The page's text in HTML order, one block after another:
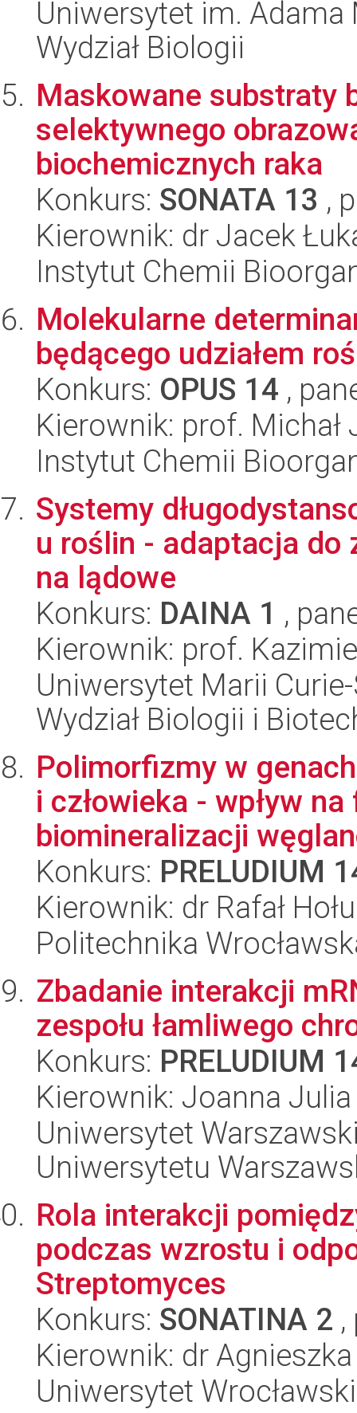
Uniwersytet im.
Wydział Biologii
Maskowane substraty
selektywnego
biochemicznych raka
Konkurs: SONATA 13 ,
Kierownik: dr Jacek
Instytut Chemii
Molekularne
będącego udziałem
Konkurs: OPUS 14 ,
Kierownik: prof. Michał
Instytut Chemii
Systemy
u roślin - adaptacja do
na lądowe
Konkurs: DAINA 1 ,
Kierownik: prof.
Uniwersytet Marii
Wydział Biologii i
Polimorfizmy w
i człowieka - wpływ
biomineralizacji
Konkurs: PRELUDIUM
Kierownik: dr Rafał
Politechnika
Zbadanie interakcji
zespołu łamliwego
Konkurs: PRELUDIUM
Kierownik: Joanna
Uniwersytet
Uniwersytetu
Rola interakcji
podczas wzrostu i
Streptomyces
Konkurs: SONATINA 2
Kierownik: dr
Uniwersytet